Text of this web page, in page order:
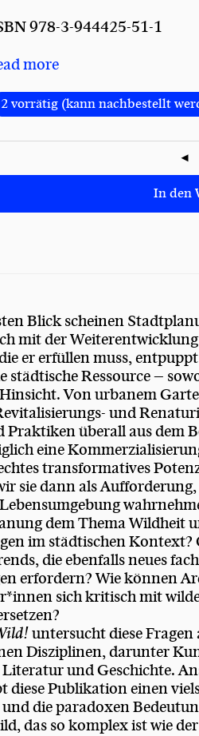
978-3-944425-51-1
more
2 vorrätig (kann nachbestellt
In den
Blick scheinen
mit der
er erfüllen muss,
städtische Ressource –
Von urbanem
und
Praktiken überall aus dem
eine
transformatives
sie dann als
dem Thema Wildheit
im städtischen Kontext?
die ebenfalls neues
erfordern? Wie können
sich kritisch mit
untersucht diese
Disziplinen, darunter
Literatur und Geschichte.
diese Publikation einen
die paradoxen
das so komplex ist wie